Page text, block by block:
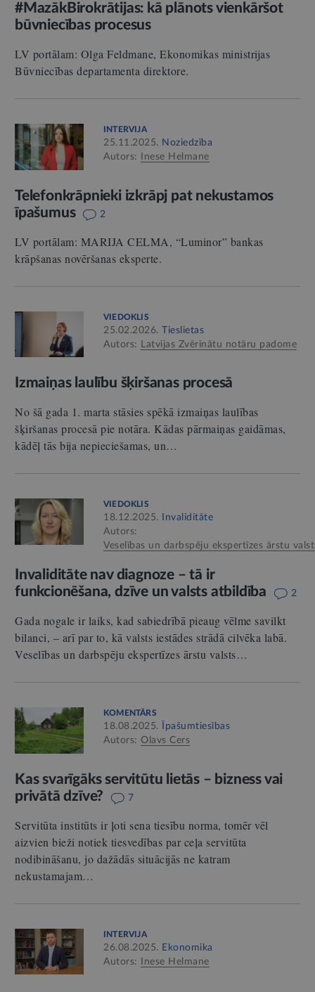
#MazākBirokrātijas: kā plānots vienkāršot
būvniecības procesus
LV portālam: Olga Feldmane, Ekonomikas ministrijas
Būvniecības departamenta direktore.
INTERVIJA
25.11.2025. Noziedzība
Autors:
Inese Helmane
Telefonkrāpnieki izkrāpj pat nekustamos
īpašumus
2
LV portālam: MARIJA CELMA, “Luminor” bankas
krāpšanas novēršanas eksperte.
VIEDOKLIS
25.02.2026. Tieslietas
Autors:
Latvijas Zvērinātu notāru padome
Izmaiņas laulību šķiršanas procesā
No šā gada 1. marta stāsies spēkā izmaiņas laulības
šķiršanas procesā pie notāra. Kādas pārmaiņas gaidāmas,
kādēļ tās bija nepieciešamas, un…
VIEDOKLIS
18.12.2025.
Invaliditāte
Autors:
Veselības un darbspēju ekspertīzes ārstu
Invaliditāte nav diagnoze – tā ir
funkcionēšana, dzīve un valsts atbildība
2
Gada nogale ir laiks, kad sabiedrībā pieaug vēlme savilkt
bilanci, – arī par to, kā valsts iestādes strādā cilvēka labā.
Veselības un darbspēju ekspertīzes ārstu valsts…
KOMENTĀRS
18.08.2025.
Īpašumtiesības
Autors: Olavs Cers
Kas svarīgāks servitūtu lietās – bizness vai
privātā dzīve?
7
Servitūta institūts ir ļoti sena tiesību norma, tomēr vēl
aizvien bieži notiek tiesvedības par ceļa servitūta
nodibināšanu, jo dažādās situācijās ne katram
nekustamajam…
INTERVIJA
26.08.2025. Ekonomika
Autors:
Inese Helmane